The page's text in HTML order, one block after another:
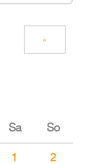
»
Sa So
1 2